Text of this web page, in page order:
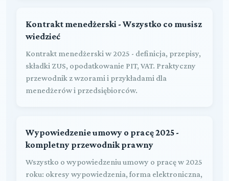
Kontrakt menedżerski - Wszystko co musisz
wiedzieć
Kontrakt menedżerski w 2025 - definicja, przepisy,
składki ZUS, opodatkowanie PIT, VAT. Praktyczny
przewodnik z wzorami i przykładami dla
menedżerów i przedsiębiorców.
Wypowiedzenie umowy o pracę 2025 -
kompletny przewodnik prawny
Wszystko o wypowiedzeniu umowy o pracę w 2025
roku: okresy wypowiedzenia, forma elektroniczna,